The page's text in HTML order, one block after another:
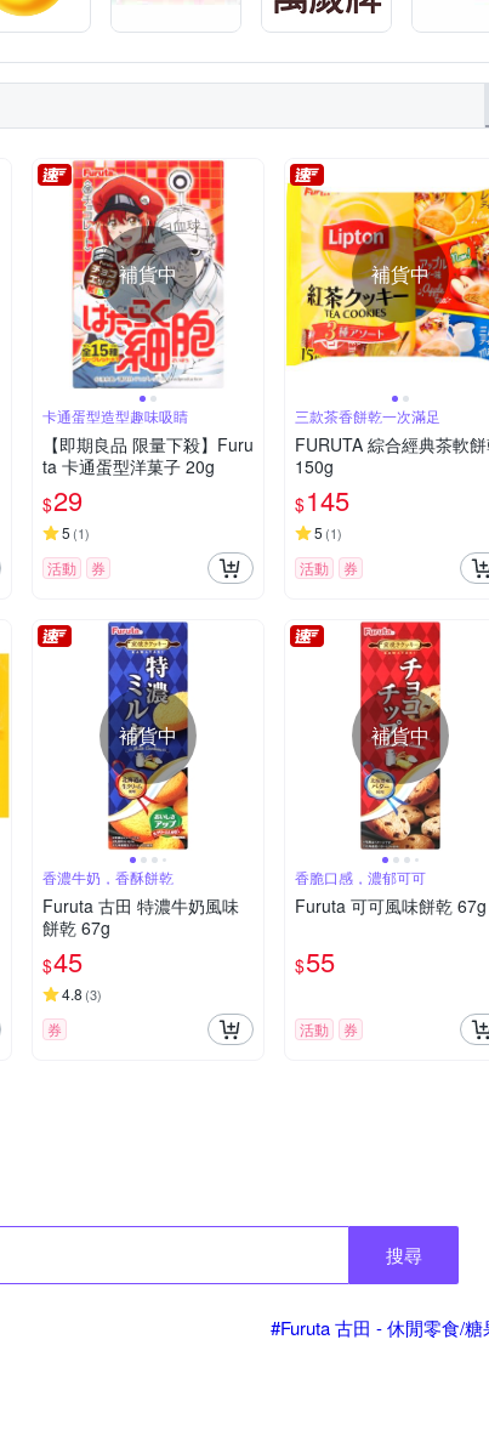
補貨中
卡通蛋型造型趣味吸睛
【即期良品 限量下殺】Furu
ta 卡通蛋型洋菓子 20g
$29
5 (1)
活動 券
補貨中
三款茶香餅乾一次滿足
FURUTA 綜合經典茶軟
150g
$145
5 (1)
活動 券
補貨中
香濃牛奶，香酥餅乾
Furuta 古田 特濃牛奶風味
餅乾 67g
$45
4.8 (3)
券
補貨中
香脆口感，濃郁可可
Furuta 可可風味餅乾 67g
$55
活動 券
搜尋
#Furuta 古田 - 休閒零食/糖